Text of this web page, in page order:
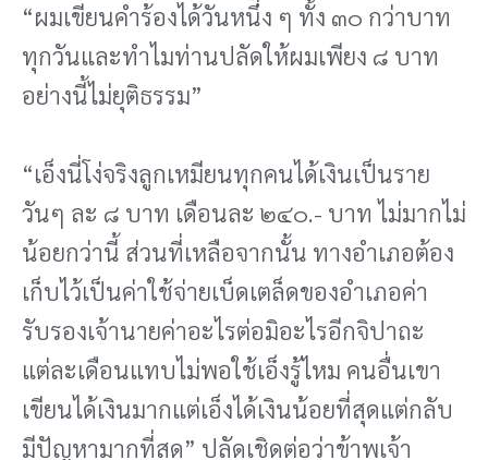
“ผมเขียนคําร้องได้วันหนึ่ง ๆ ทั้ง ๓๐ กว่าบาท
ทุกวันและทําไมท่านปลัดให้ผมเพียง ๘ บาท
อย่างนี้ไม่ยุติธรรม”
“เอ็งนี่โง่จริงลูกเหมียนทุกคนได้เงินเป็นราย
วันๆ ละ ๘ บาท เดือนละ ๒๔๐.- บาท ไม่มากไม่
น้อยกว่านี้ ส่วนที่เหลือจากนั้น ทางอําเภอต้อง
เก็บไว้เป็นค่าใช้จ่ายเบ็ดเตล็ดของอําเภอค่า
รับรองเจ้านายค่าอะไรต่อมิอะไรอีกจิปาถะ
แต่ละเดือนแทบไม่พอใช้เอ็งรู้ไหม คนอื่นเขา
เขียนได้เงินมากแต่เอ็งได้เงินน้อยที่สุดแต่กลับ
มีปัญหามากที่สุด” ปลัดเชิดต่อว่าข้าพเจ้า